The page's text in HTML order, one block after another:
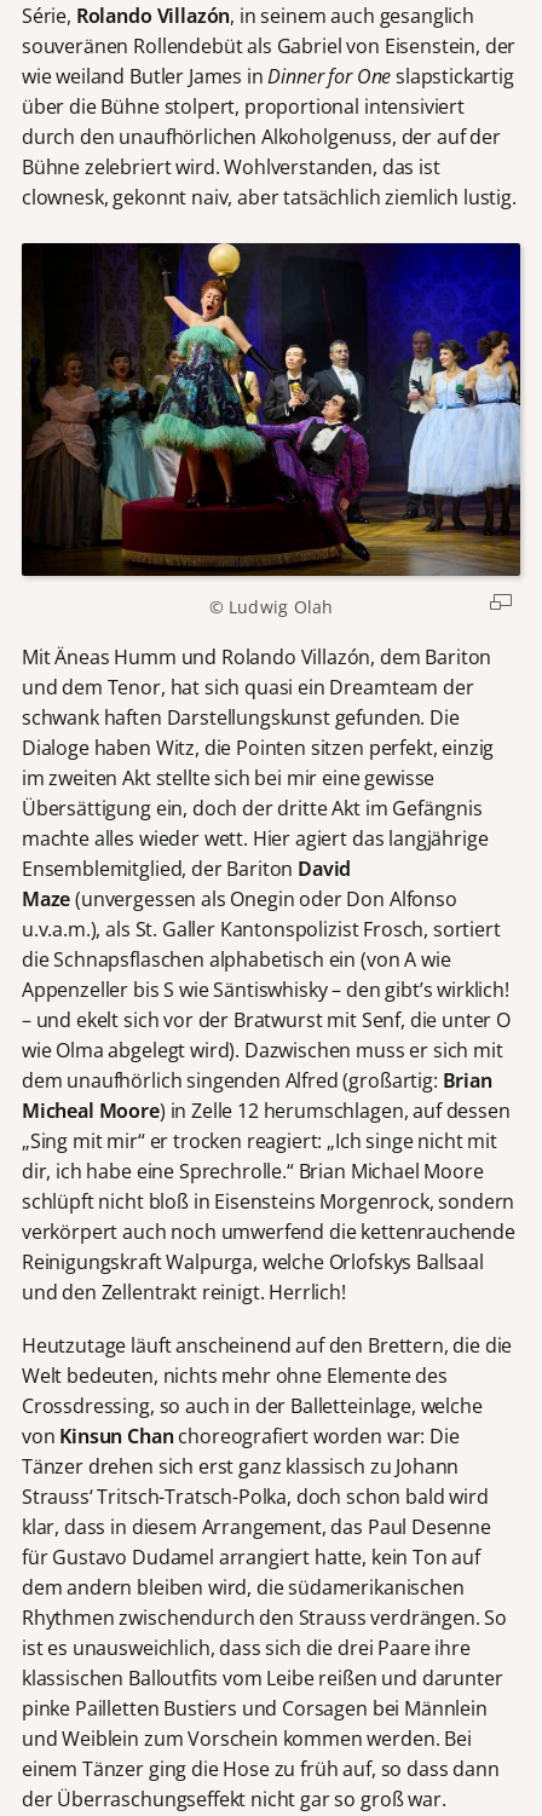
Série, Rolando Villazón, in seinem auch gesanglich
souveränen Rollendebüt als Gabriel von Eisenstein, der
wie weiland Butler James inDinner for Oneslapstickartig
über die Bühne stolpert, proportional intensiviert
durch den unaufhörlichen Alkoholgenuss, der auf der
Bühne zelebriert wird. Wohlverstanden, das ist
clownesk, gekonnt naiv, aber tatsächlich ziemlich lustig.
© Ludwig Olah
Mit Äneas Humm und Rolando Villazón, dem Bariton
und dem Tenor, hat sich quasi ein Dreamteam der
schwank haften Darstellungskunst gefunden. Die
Dialoge haben Witz, die Pointen sitzen perfekt, einzig
im zweiten Akt stellte sich bei mir eine gewisse
Übersättigung ein, doch der dritte Akt im Gefängnis
machte alles wieder wett. Hier agiert das langjährige
Ensemblemitglied, der Bariton David
Maze(unvergessen als Onegin oder Don Alfonso
u.v.a.m.), als St. Galler Kantonspolizist Frosch, sortiert
die Schnapsflaschen alphabetisch ein (von A wie
Appenzeller bis S wie Säntiswhisky – den gibt’s wirklich!
– und ekelt sich vor der Bratwurst mit Senf, die unter O
wie Olma abgelegt wird). Dazwischen muss er sich mit
dem unaufhörlich singenden Alfred (großartig: Brian
Micheal Moore) in Zelle 12 herumschlagen, auf dessen
„Sing mit mir“ er trocken reagiert: „Ich singe nicht mit
dir, ich habe eine Sprechrolle.“ Brian Michael Moore
schlüpft nicht bloß in Eisensteins Morgenrock, sondern
verkörpert auch noch umwerfend die kettenrauchende
Reinigungskraft Walpurga, welche Orlofskys Ballsaal
und den Zellentrakt reinigt. Herrlich!
Heutzutage läuft anscheinend auf den Brettern, die die
Welt bedeuten, nichts mehr ohne Elemente des
Crossdressing, so auch in der Balletteinlage, welche
von Kinsun Chanchoreografiert worden war: Die
Tänzer drehen sich erst ganz klassisch zu Johann
Strauss‘ Tritsch-Tratsch-Polka, doch schon bald wird
klar, dass in diesem Arrangement, das Paul Desenne
für Gustavo Dudamel arrangiert hatte, kein Ton auf
dem andern bleiben wird, die südamerikanischen
Rhythmen zwischendurch den Strauss verdrängen. So
ist es unausweichlich, dass sich die drei Paare ihre
klassischen Balloutfits vom Leibe reißen und darunter
pinke Pailletten Bustiers und Corsagen bei Männlein
und Weiblein zum Vorschein kommen werden. Bei
einem Tänzer ging die Hose zu früh auf, so dass dann
der Überraschungseffekt nicht gar so groß war.